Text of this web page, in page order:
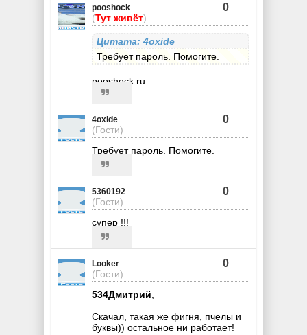
pooshock
(Тут живёт)
0
Цитата: 4oxide
Требует пароль. Помогите.
pooshock.ru
4oxide
(Гости)
0
Требует пароль. Помогите.
5360192
(Гости)
0
супер !!!
Looker
(Гости)
0
534Дмитрий,
Скачал, такая же фигня, пчелы и
буквы)) остальное ни работает!